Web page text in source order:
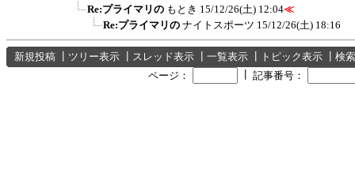
Re:プライマリの もとき 15/12/26(土) 12:04≪
Re:プライマリの ナイトスポーツ 15/12/26(土) 18:16
新規投稿 ツリー表示 スレッド表示 一覧表示 トピック表示
検索
ページ：
記事番号：